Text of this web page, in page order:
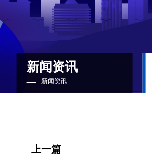
新闻资讯
新闻资讯
上一篇